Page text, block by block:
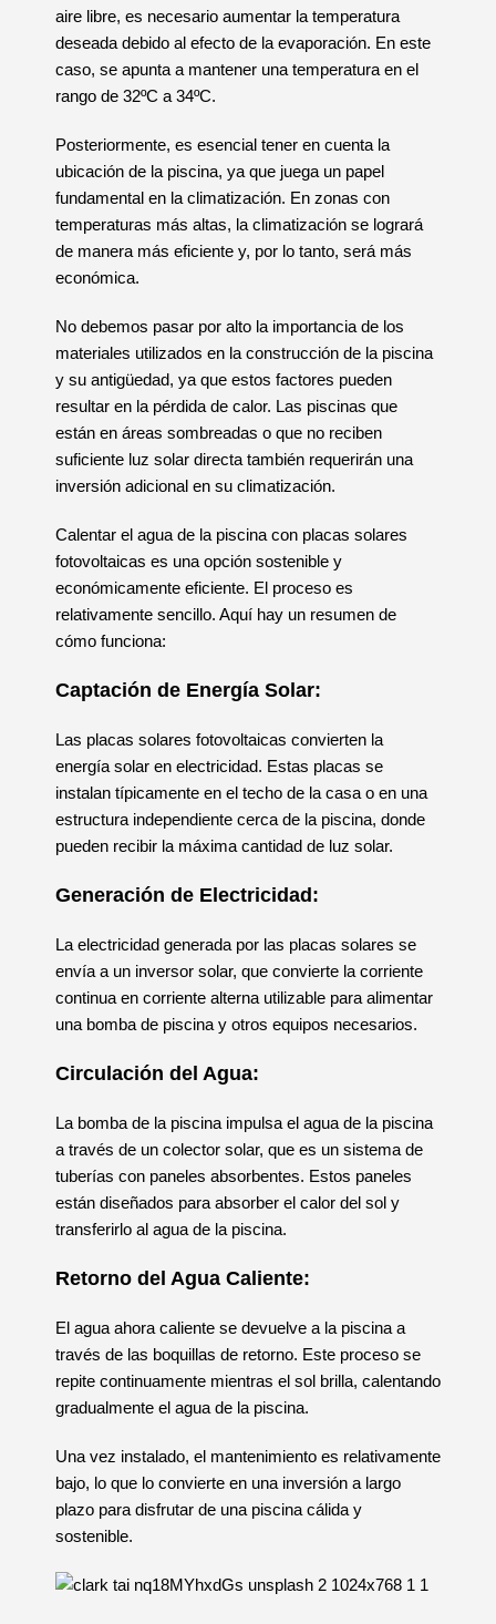
aire libre, es necesario aumentar la temperatura
deseada debido al efecto de la evaporación. En este
caso, se apunta a mantener una temperatura en el
rango de 32ºC a 34ºC.
Posteriormente, es esencial tener en cuenta la
ubicación de la piscina, ya que juega un papel
fundamental en la climatización. En zonas con
temperaturas más altas, la climatización se logrará
de manera más eficiente y, por lo tanto, será más
económica.
No debemos pasar por alto la importancia de los
materiales utilizados en la construcción de la piscina
y su antigüedad, ya que estos factores pueden
resultar en la pérdida de calor. Las piscinas que
están en áreas sombreadas o que no reciben
suficiente luz solar directa también requerirán una
inversión adicional en su climatización.
Calentar el agua de la piscina con placas solares
fotovoltaicas es una opción sostenible y
económicamente eficiente. El proceso es
relativamente sencillo. Aquí hay un resumen de
cómo funciona:
Captación de Energía Solar:
Las placas solares fotovoltaicas convierten la
energía solar en electricidad. Estas placas se
instalan típicamente en el techo de la casa o en una
estructura independiente cerca de la piscina, donde
pueden recibir la máxima cantidad de luz solar.
Generación de Electricidad:
La electricidad generada por las placas solares se
envía a un inversor solar, que convierte la corriente
continua en corriente alterna utilizable para alimentar
una bomba de piscina y otros equipos necesarios.
Circulación del Agua:
La bomba de la piscina impulsa el agua de la piscina
a través de un colector solar, que es un sistema de
tuberías con paneles absorbentes. Estos paneles
están diseñados para absorber el calor del sol y
transferirlo al agua de la piscina.
Retorno del Agua Caliente:
El agua ahora caliente se devuelve a la piscina a
través de las boquillas de retorno. Este proceso se
repite continuamente mientras el sol brilla, calentando
gradualmente el agua de la piscina.
Una vez instalado, el mantenimiento es relativamente
bajo, lo que lo convierte en una inversión a largo
plazo para disfrutar de una piscina cálida y
sostenible.